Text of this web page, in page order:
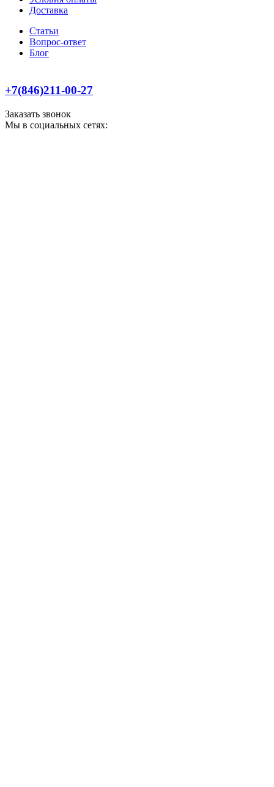
Доставка
Статьи
Вопрос-ответ
Блог
+7(846)211-00-27
Заказать звонок
Мы в социальных сетях: